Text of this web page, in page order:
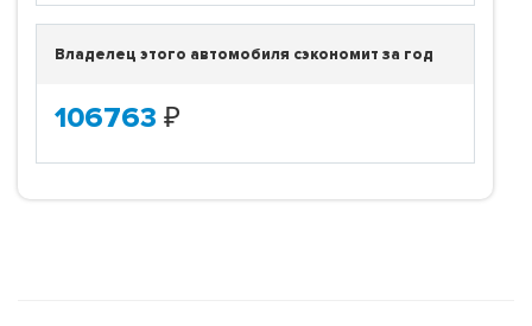
Владелец этого автомобиля сэкономит за год
106763 ₽